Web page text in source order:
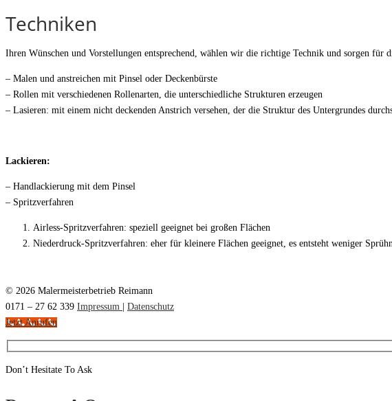
Techniken
Ihren Wünschen und Vorstellungen entsprechend, wählen wir die richtige Technik und sorgen
– Malen und anstreichen mit Pinsel oder Deckenbürste
– Rollen mit verschiedenen Rollenarten, die unterschiedliche Strukturen erzeugen
– Lasieren: mit einem nicht deckenden Anstrich versehen, der die Struktur des Untergrundes
Lackieren:
– Handlackierung mit dem Pinsel
– Spritzverfahren
Airless-Spritzverfahren: speziell geeignet bei großen Flächen
Niederdruck-Spritzverfahren: eher für kleinere Flächen geeignet, es entsteht weniger
© 2026 Malermeisterbetrieb Reimann
0171 – 27 62 339 Impressum
Datenschutz
Jetzt Anrufen
Don’t Hesitate To Ask